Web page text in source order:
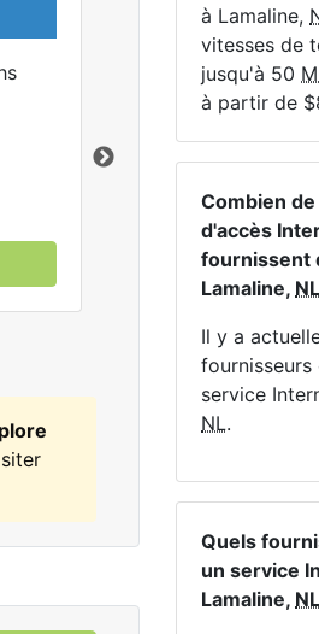
LTE 10
$84.99per
Terme du contrat:
Frais
Vers le bas:10
En haut:1Mbps
à Lamaline,
vitesses de
jusqu'à 50
à partir de
Combien
d'accès
fournissent
Lamaline, NL
Il y a
service
NL.
Quels
un service
Lamaline, NL